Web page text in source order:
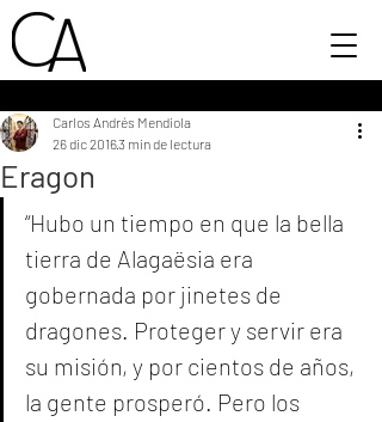
Eragon
Carlos Andrés Mendiola
26 dic 20163 min de lectura
“Hubo un tiempo en que la bella
tierra de Alagaësia era
gobernada por jinetes de
dragones. Proteger y servir era
su misión, y por cientos de años,
la gente prosperó. Pero los